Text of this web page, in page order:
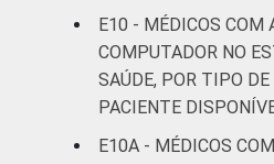
Fonte: CGI.br/NIC.br,
Estudos para o
Pesquisa sobre o uso
E10 - MÉDICOS COM
COMPUTADOR NO
SAÚDE, POR TIPO DE
PACIENTE
E10A - MÉDICOS